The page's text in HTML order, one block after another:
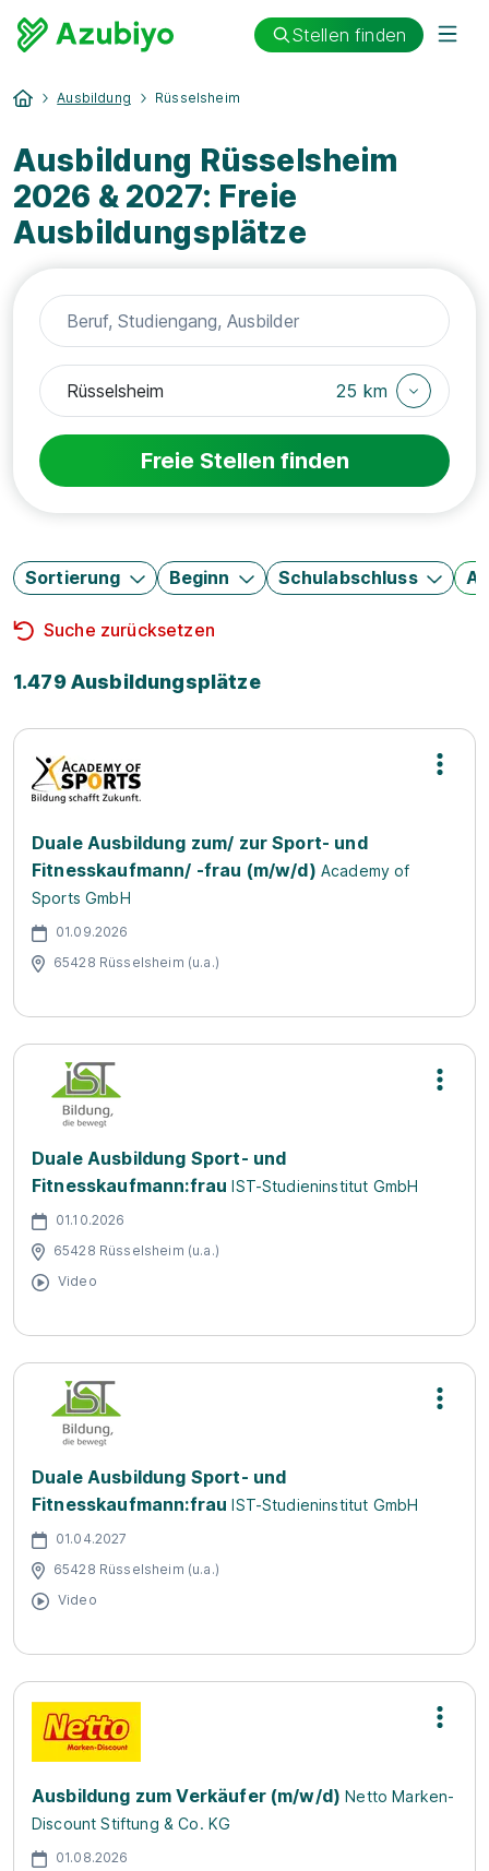
Stellen finden
Ausbildung Rüsselsheim
Ausbildung Rüsselsheim
2026 & 2027: Freie
Ausbildungsplätze
25 km
Freie Stellen finden
Sortierung Beginn Schulabschluss
Suche zurücksetzen
1.479 Ausbildungsplätze
Duale Ausbildung zum/ zur Sport- und
Fitnesskaufmann/ -frau (m/w/d) Academy of
Sports GmbH
01.09.2026
65428 Rüsselsheim (u.a.)
Duale Ausbildung Sport- und
Fitnesskaufmann:frau IST-Studieninstitut GmbH
01.10.2026
65428 Rüsselsheim (u.a.)
Video
Duale Ausbildung Sport- und
Fitnesskaufmann:frau IST-Studieninstitut GmbH
01.04.2027
65428 Rüsselsheim (u.a.)
Video
Ausbildung zum Verkäufer (m/w/d) Netto Marken-
Discount Stiftung & Co. KG
01.08.2026